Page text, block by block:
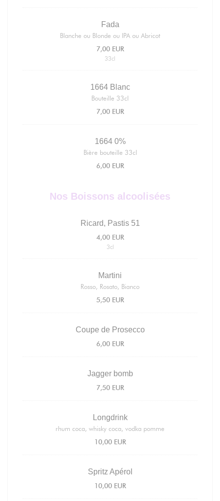
Fada
Blanche ou Blonde ou IPA ou Abricot
7,00 EUR
33cl
1664 Blanc
Bouteille 33cl
7,00 EUR
1664 0%
Bière bouteille 33cl
6,00 EUR
Nos Boissons alcoolisées
Ricard, Pastis 51
4,00 EUR
3cl
Martini
Rosso, Rosato, Bianco
5,50 EUR
Coupe de Prosecco
6,00 EUR
Jagger bomb
7,50 EUR
Longdrink
rhum coca, whisky coca, vodka pomme
10,00 EUR
Spritz Apérol
10,00 EUR